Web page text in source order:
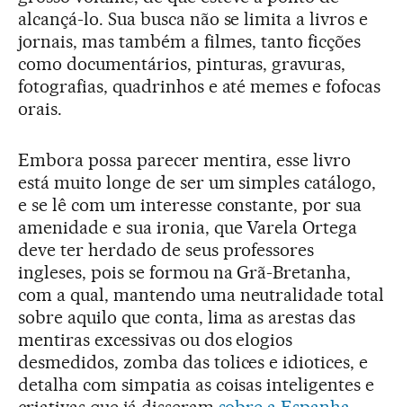
alcançá-lo. Sua busca não se limita a livros e
jornais, mas também a filmes, tanto ficções
como documentários, pinturas, gravuras,
fotografias, quadrinhos e até memes e fofocas
orais.
Embora possa parecer mentira, esse livro
está muito longe de ser um simples catálogo,
e se lê com um interesse constante, por sua
amenidade e sua ironia, que Varela Ortega
deve ter herdado de seus professores
ingleses, pois se formou na Grã-Bretanha,
com a qual, mantendo uma neutralidade total
sobre aquilo que conta, lima as arestas das
mentiras excessivas ou dos elogios
desmedidos, zomba das tolices e idiotices, e
detalha com simpatia as coisas inteligentes e